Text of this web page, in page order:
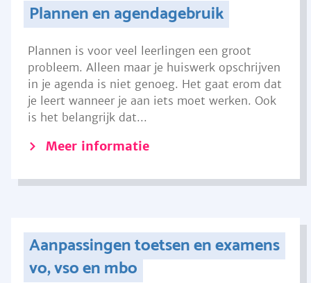
Plannen en agendagebruik
Plannen is voor veel leerlingen een groot
probleem. Alleen maar je huiswerk opschrijven
in je agenda is niet genoeg. Het gaat erom dat
je leert wanneer je aan iets moet werken. Ook
is het belangrijk dat...
Meer informatie
Aanpassingen toetsen en examens
vo, vso en mbo